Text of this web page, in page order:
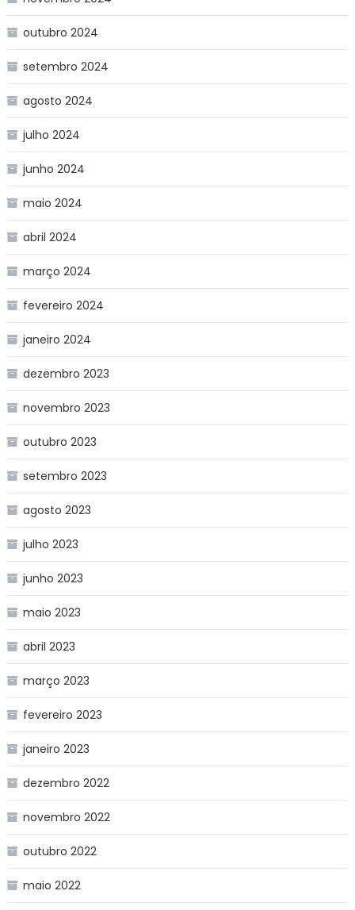
outubro 2024
setembro 2024
agosto 2024
julho 2024
junho 2024
maio 2024
abril 2024
março 2024
fevereiro 2024
janeiro 2024
dezembro 2023
novembro 2023
outubro 2023
setembro 2023
agosto 2023
julho 2023
junho 2023
maio 2023
abril 2023
março 2023
fevereiro 2023
janeiro 2023
dezembro 2022
novembro 2022
outubro 2022
maio 2022